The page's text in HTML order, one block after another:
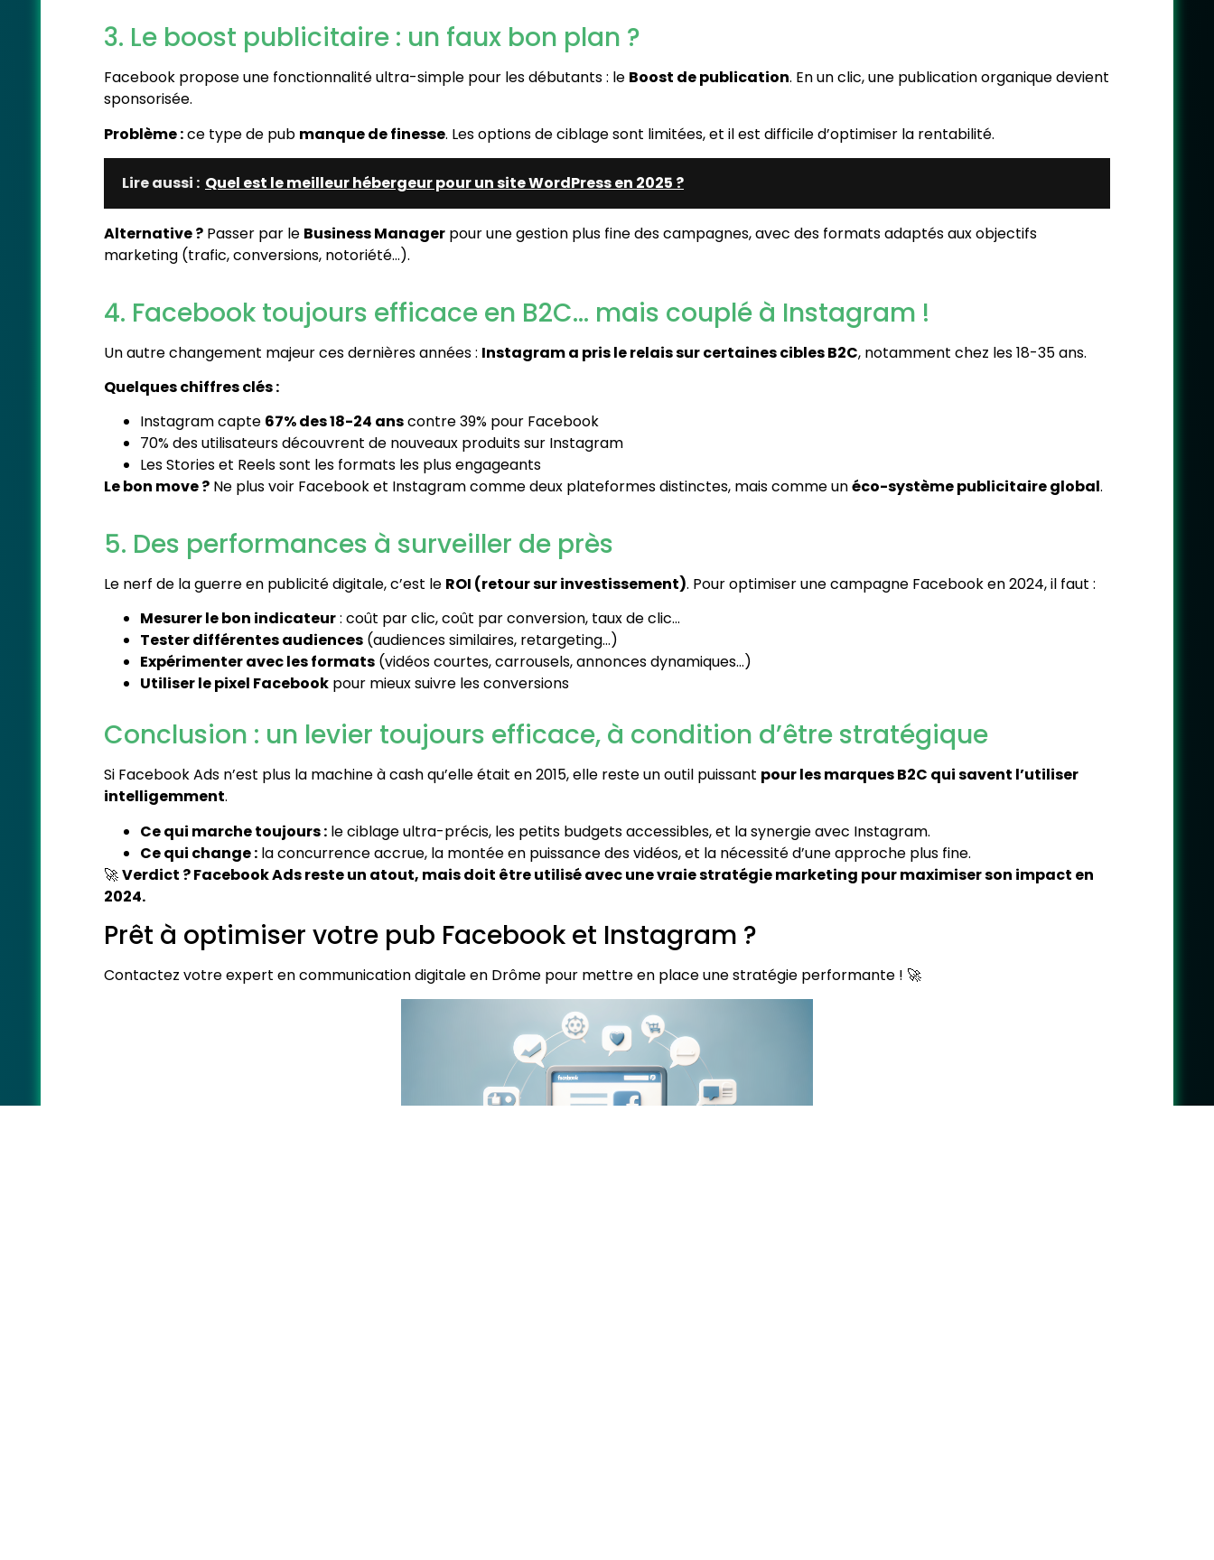
3. Le boost publicitaire : un faux bon plan ?
Facebook propose une fonctionnalité ultra-simple pour les débutants : le Boost de publication. En un clic, une publication organique devient
sponsorisée.
Problème :ce type de pub manque de finesse. Les options de ciblage sont limitées, et il est difficile d’optimiser la rentabilité.
Lire aussi : Quel est le meilleur hébergeur pour un site WordPress en 2025 ?
Alternative ? Passer par le Business Manager pour une gestion plus fine des campagnes, avec des formats adaptés aux objectifs
marketing (trafic, conversions, notoriété…).
4. Facebook toujours efficace en B2C… mais couplé à Instagram !
Un autre changement majeur ces dernières années : Instagram a pris le relais sur certaines cibles B2C, notamment chez les 18-35 ans.
Quelques chiffres clés :
Instagram capte 67% des 18-24 anscontre 39% pour Facebook
70% des utilisateurs découvrent de nouveaux produits sur Instagram
Les Stories et Reels sont les formats les plus engageants
Le bon move ? Ne plus voir Facebook et Instagram comme deux plateformes distinctes, mais comme unéco-système publicitaire global.
5. Des performances à surveiller de près
Le nerf de la guerre en publicité digitale, c’est le ROI (retour sur investissement). Pour optimiser une campagne Facebook en 2024, il faut :
Mesurer le bon indicateur: coût par clic, coût par conversion, taux de clic…
Tester différentes audiences (audiences similaires, retargeting…)
Expérimenter avec les formats (vidéos courtes, carrousels, annonces dynamiques…)
Utiliser le pixel Facebook pour mieux suivre les conversions
Conclusion : un levier toujours efficace, à condition d’être stratégique
Si Facebook Ads n’est plus la machine à cash qu’elle était en 2015, elle reste un outil puissant pour les marques B2C qui savent l’utiliser
intelligemment.
Ce qui marche toujours : le ciblage ultra-précis, les petits budgets accessibles, et la synergie avec Instagram.
Ce qui change : la concurrence accrue, la montée en puissance des vidéos, et la nécessité d’une approche plus fine.
🚀Verdict ? Facebook Ads reste un atout, mais doit être utilisé avec une vraie stratégie marketing pour maximiser son impact en
2024.
Prêt à optimiser votre pub Facebook et Instagram ?
Contactez votre expert en communication digitale en Drôme pour mettre en place une stratégie performante ! 🚀